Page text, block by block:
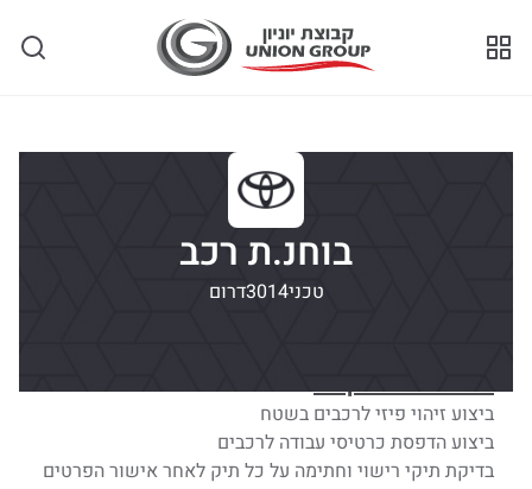
חיפוש משרה
בוחנ.ת רכב
טכני3014דרום
תיאור התפקיד:
ביצוע זיהוי פיזי לרכבים בשטח
ביצוע הדפסת כרטיסי עבודה לרכבים
בדיקת תיקי רישוי וחתימה על כל תיק לאחר אישור הפרטים